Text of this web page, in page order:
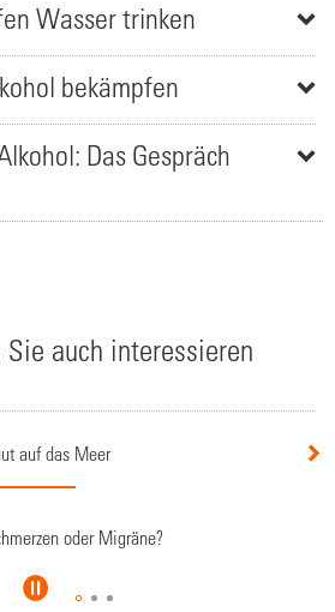
Wasser trinken
bekämpfen
Das Gespräch
Sie auch interessieren
oder Migräne?